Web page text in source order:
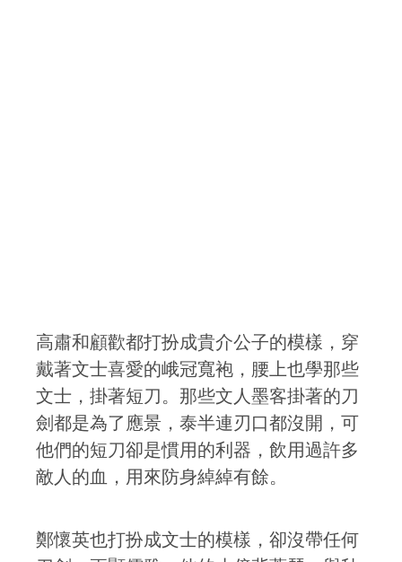
高肅和顧歡都打扮成貴介公子的模樣，穿
戴著文士喜愛的峨冠寬袍，腰上也學那些
文士，掛著短刀。那些文人墨客掛著的刀
劍都是為了應景，泰半連刃口都沒開，可
他們的短刀卻是慣用的利器，飲用過許多
敵人的血，用來防身綽綽有餘。
鄭懷英也打扮成文士的模樣，卻沒帶任何